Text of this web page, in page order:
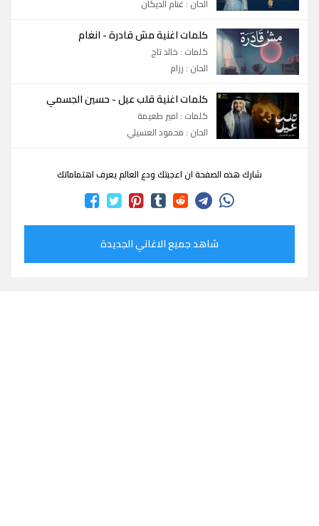
الحان : غنام الديكان
كلمات اغنية مش قادرة-انغام
كلمات : خالد تاج
الحان : رزام
كلمات اغنية قلب عيل-حسين الجسمي
كلمات : امير طعيمة
الحان : محمود العسيلي
شارك هذه الصفحة ان اعجبتك ودع العالم يعرف اهتماماتك
شاهد جميع الاغاني الجديدة